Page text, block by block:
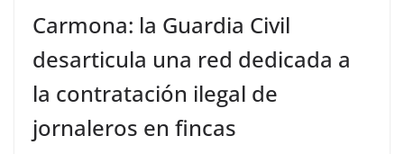
Carmona: la Guardia Civil
desarticula una red dedicada a
la contratación ilegal de
jornaleros en fincas